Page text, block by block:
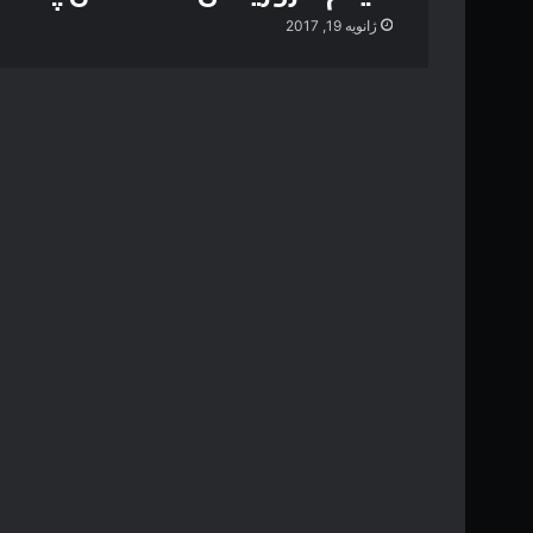
ژانویه 19, 2017